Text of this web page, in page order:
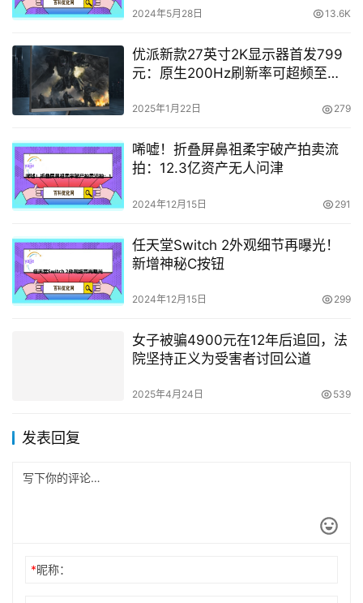
2024年5月28日 13.6K
优派新款27英寸2K显示器首发799
元：原生200Hz刷新率可超频至
2025年1月22日 279
唏嘘！折叠屏鼻祖柔宇破产拍卖流
拍：12.3亿资产无人问津
2024年12月15日 291
任天堂Switch 2外观细节再曝光！
新增神秘C按钮
2024年12月15日 299
女子被骗4900元在12年后追回，法
院坚持正义为受害者讨回公道
2025年4月24日 539
发表回复
*昵称：